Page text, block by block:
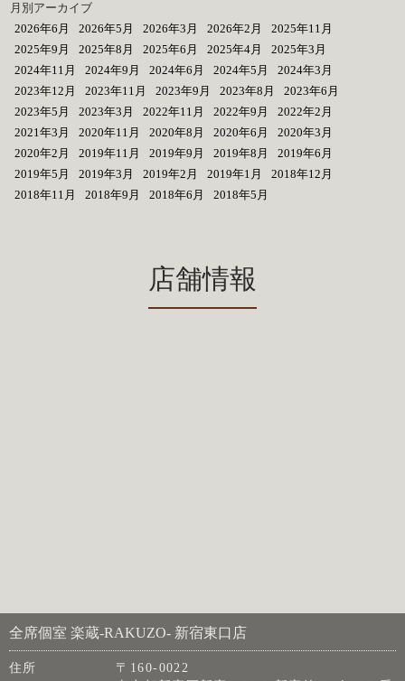
月別アーカイブ
2026年6月
2026年5月 2026年3月 2026年2月
2025年11月
2025年9月
2025年8月 2025年6月 2025年4月
2025年3月
2024年11月
2024年9月 2024年6月 2024年5月
2024年3月
2023年12月
2023年11月 2023年9月 2023年8月
2023年6月
2023年5月
2023年3月 2022年11月 2022年9月
2022年2月
2021年3月
2020年11月 2020年8月 2020年6月
2020年3月
2020年2月
2019年11月 2019年9月 2019年8月
2019年6月
2019年5月
2019年3月 2019年2月 2019年1月
2018年12月
2018年11月
2018年9月 2018年6月 2018年5月
店舗情報
全席個室 楽蔵‐RAKUZO‐ 新宿東口店
住所
〒160-0022